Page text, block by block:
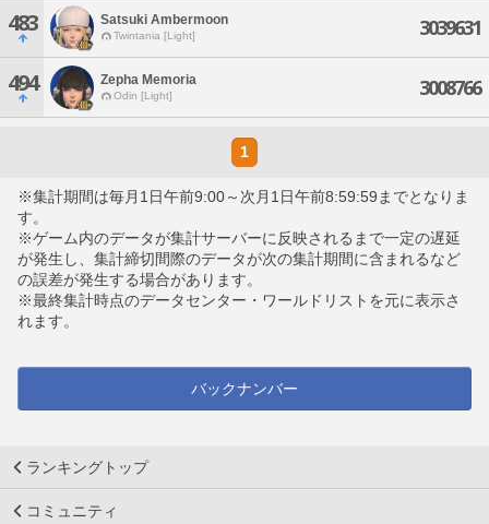
483 Satsuki Ambermoon
Twintania [Light] 3039631
494 Zepha Memoria
Odin [Light] 3008766
1
※集計期間は毎月1日午前9:00～次月1日午前8:59:59までとなりま
す。
※ゲーム内のデータが集計サーバーに反映されるまで一定の遅延
が発生し、集計締切間際のデータが次の集計期間に含まれるなど
の誤差が発生する場合があります。
※最終集計時点のデータセンター・ワールドリストを元に表示さ
れます。
バックナンバー
ランキングトップ
コミュニティ